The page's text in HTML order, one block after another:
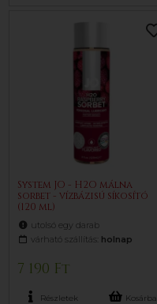
System JO - H2O málna
sorbet - vízbázisú síkosító
(120 ml)
utolsó egy darab
várható szállítás: holnap
7 190 Ft
Részletek Kosárba